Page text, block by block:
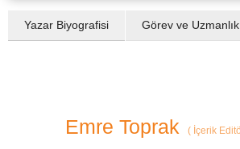
Yazar Biyografisi Görev ve Uzmanlık
Emre Toprak (İçerik